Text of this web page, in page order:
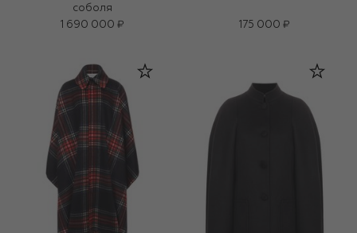
соболя
1 690 000 ₽
175 000 ₽